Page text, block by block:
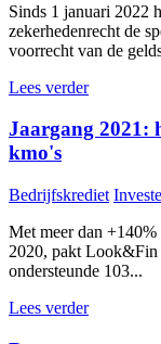
Sinds 1 januari 2022
zekerhedenrecht de
voorrecht van de
Lees verder
Jaargang 2021:
kmo's
Bedrijfskrediet
Met meer dan +140%
2020, pakt Look&Fin
ondersteunde 103...
Lees verder